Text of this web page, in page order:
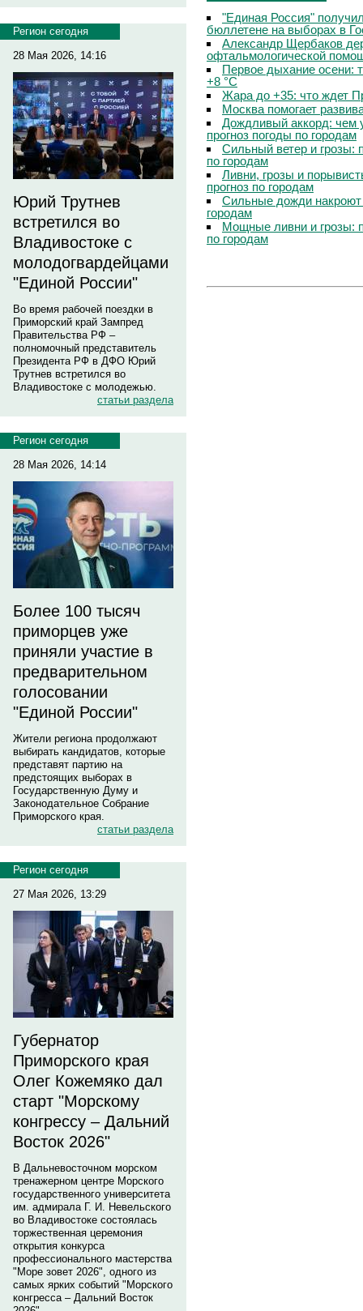
Регион сегодня
28 Мая 2026, 14:16
Юрий Трутнев
встретился во
Владивостоке с
молодогвардейцами
"Единой России"
Во время рабочей поездки в
Приморский край Зампред
Правительства РФ –
полномочный представитель
Президента РФ в ДФО Юрий
Трутнев встретился во
Владивостоке с молодежью.
статьи раздела
Регион сегодня
28 Мая 2026, 14:14
Более 100 тысяч
приморцев уже
приняли участие в
предварительном
голосовании
"Единой России"
Жители региона продолжают
выбирать кандидатов, которые
представят партию на
предстоящих выборах в
Государственную Думу и
Законодательное Собрание
Приморского края.
статьи раздела
Регион сегодня
27 Мая 2026, 13:29
Губернатор
Приморского края
Олег Кожемяко дал
старт "Морскому
конгрессу – Дальний
Восток 2026"
В Дальневосточном морском
тренажерном центре Морского
государственного университета
им. адмирала Г. И. Невельского
во Владивостоке состоялась
торжественная церемония
открытия конкурса
профессионального мастерства
"Море зовет 2026", одного из
самых ярких событий "Морского
конгресса – Дальний Восток
"Единая Россия"
бюллетене на выборах в
Александр Щербаков
офтальмологической
Первое дыхание осени:
+8 °C
Жара до +35: что ждет
Москва помогает
Дождливый аккорд: чем
прогноз погоды по городам
Сильный ветер и грозы:
по городам
Ливни, грозы и
прогноз по городам
Сильные дожди
городам
Мощные ливни и грозы:
по городам